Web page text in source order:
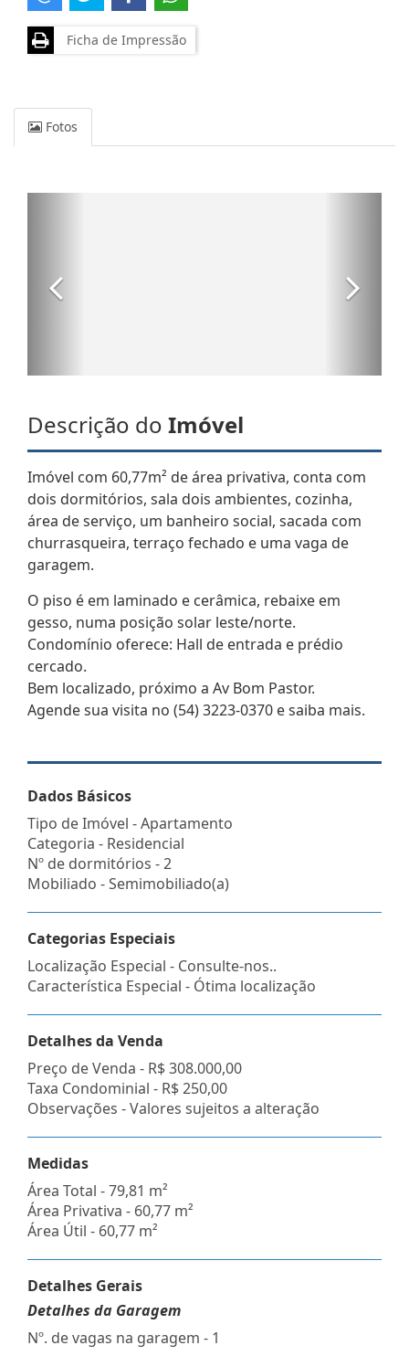
Ficha de Impressão
Fotos
Descrição do Imóvel
Imóvel com 60,77m² de área privativa, conta com
dois dormitórios, sala dois ambientes, cozinha,
área de serviço, um banheiro social, sacada com
churrasqueira, terraço fechado e uma vaga de
garagem.
O piso é em laminado e cerâmica, rebaixe em
gesso, numa posição solar leste/norte.
Condomínio oferece: Hall de entrada e prédio
cercado.
Bem localizado, próximo a Av Bom Pastor.
Agende sua visita no (54) 3223-0370 e saiba mais.
Dados Básicos
Tipo de Imóvel - Apartamento
Categoria - Residencial
Nº de dormitórios - 2
Mobiliado - Semimobiliado(a)
Categorias Especiais
Localização Especial - Consulte-nos..
Característica Especial - Ótima localização
Detalhes da Venda
Preço de Venda - R$ 308.000,00
Taxa Condominial - R$ 250,00
Observações - Valores sujeitos a alteração
Medidas
Área Total - 79,81 m²
Área Privativa - 60,77 m²
Área Útil - 60,77 m²
Detalhes Gerais
Detalhes da Garagem
Nº. de vagas na garagem - 1